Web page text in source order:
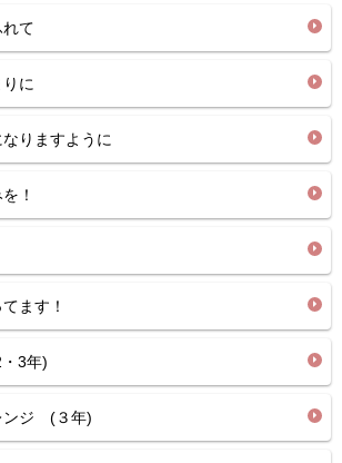
て
に
りますように
！
ます！
3年)
ンジ (３年)